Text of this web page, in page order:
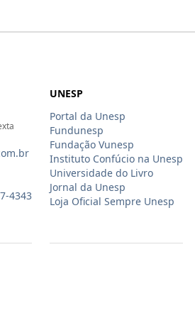
4343
UNESP
Portal da Unesp
Fundunesp
Fundação Vunesp
Instituto Confúcio na Unesp
Universidade do Livro
Jornal da Unesp
Loja Oficial Sempre Unesp